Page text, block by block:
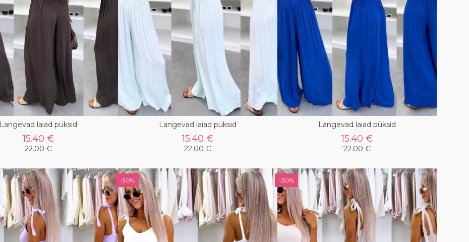
Langevad laiad püksid
15.40 €
22.00 €
Langevad laiad püksid
15.40 €
22.00 €
Langevad laiad püksid
15.40 €
22.00 €
-30% -30%